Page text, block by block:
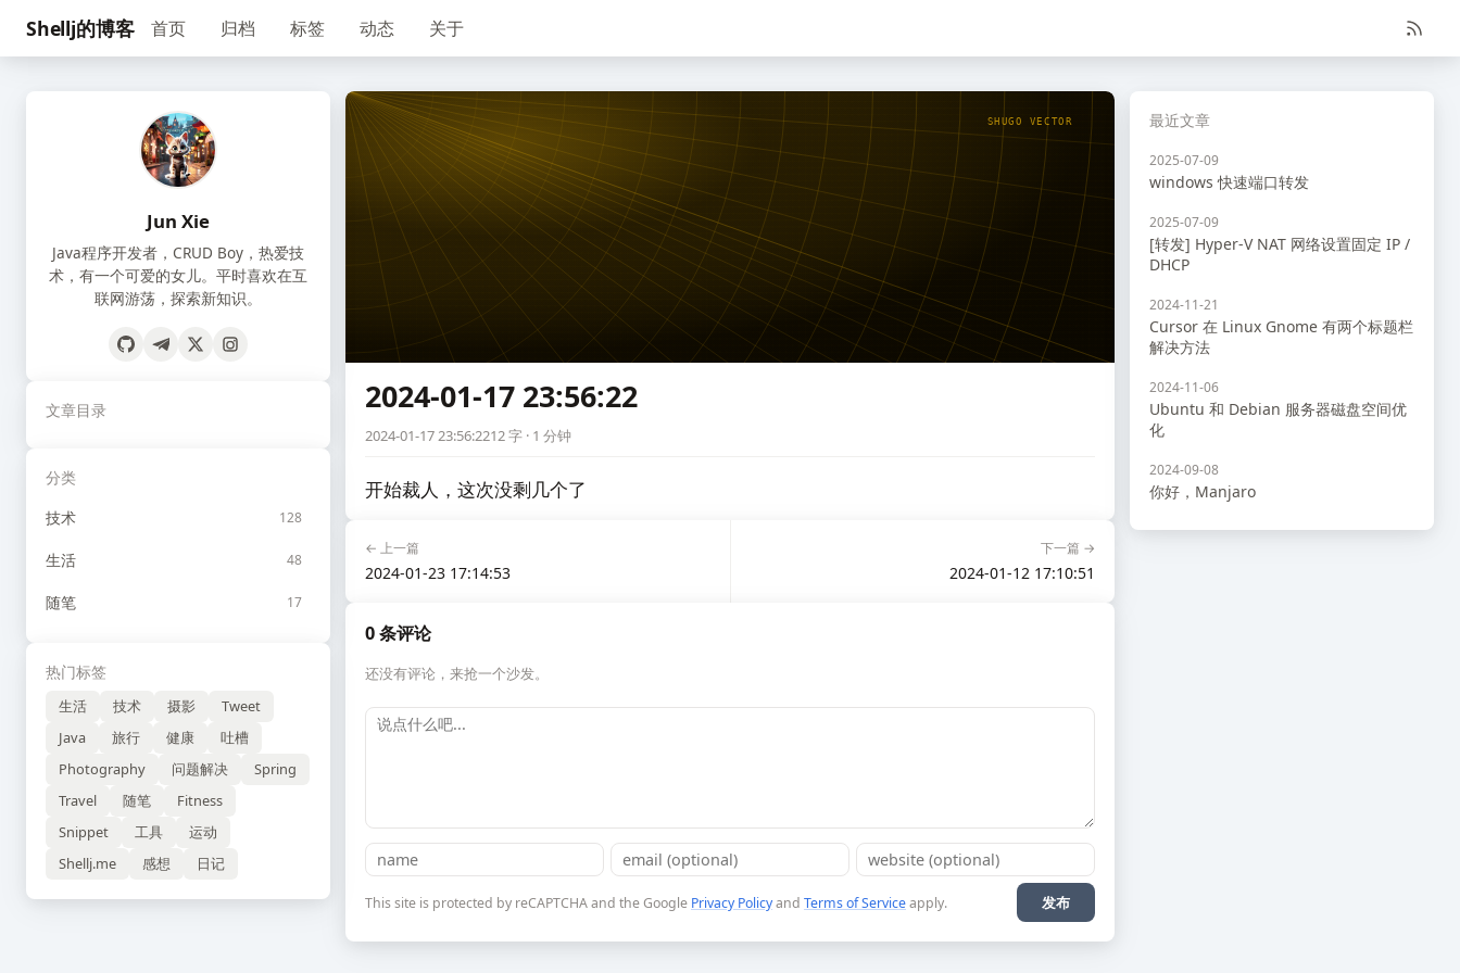
Shellj的博客 首页 归档 标签 动态 关于
Jun Xie
Java程序开发者，CRUD Boy，热爱技
术，有一个可爱的女儿。平时喜欢在互
联网游荡，探索新知识。
文章目录
分类
技术
128
生活 48
随笔 17
热门标签
生活 技术 摄影
Tweet
Java
旅行 健康
吐槽
Photography
问题解决
Spring
Travel
随笔
Fitness
Snippet
工具
运动
Shellj.me
感想 日记
SHUGO VECTOR
2024-01-17 23:56:22
2024-01-17 23:56:2212 字 · 1 分钟
开始裁人，这次没剩几个了
← 上一篇
2024-01-23 17:14:53
下一篇 →
2024-01-12 17:10:51
0 条评论
还没有评论，来抢一个沙发。
This site is protected by reCAPTCHA and the Google Privacy Policyand Terms of Serviceapply. 发布
最近文章
2025-07-09
windows 快速端口转发
2025-07-09
[转发] Hyper-V NAT 网络设置固定 IP /
DHCP
2024-11-21
Cursor 在 Linux Gnome 有两个标题栏
解决方法
2024-11-06
Ubuntu 和 Debian 服务器磁盘空间优
化
2024-09-08
你好，Manjaro